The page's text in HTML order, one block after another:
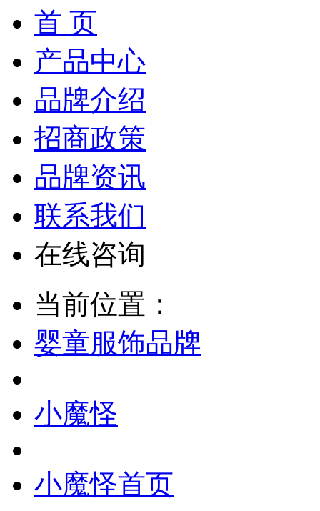
首 页
产品中心
品牌介绍
招商政策
品牌资讯
联系我们
在线咨询
当前位置：
婴童服饰品牌
小魔怪
小魔怪首页